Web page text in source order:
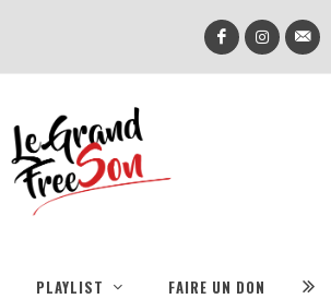
PLAYLIST FAIRE UN DON